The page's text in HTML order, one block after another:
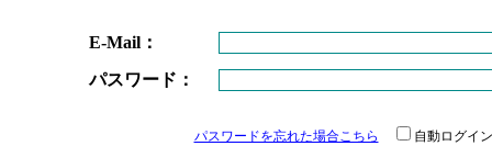
E-Mail：
パスワード：
パスワードを忘れた場合こちら 自動ログイン